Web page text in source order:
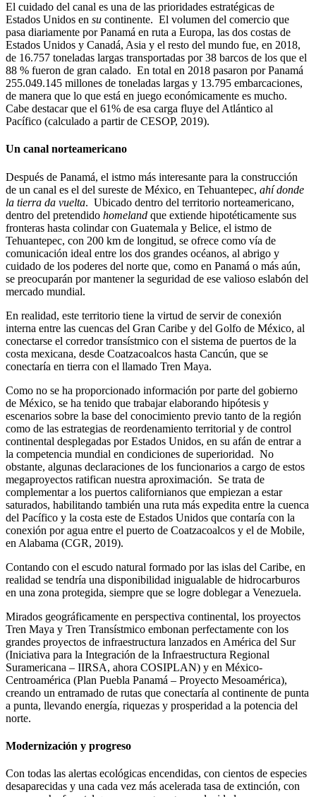
El cuidado del canal es una de las prioridades estratégicas de
Estados Unidos en su continente. El volumen del comercio que
pasa diariamente por Panamá en ruta a Europa, las dos costas de
Estados Unidos y Canadá, Asia y el resto del mundo fue, en 2018,
de 16.757 toneladas largas transportadas por 38 barcos de los que el
88 % fueron de gran calado. En total en 2018 pasaron por Panamá
255.049.145 millones de toneladas largas y 13.795 embarcaciones,
de manera que lo que está en juego económicamente es mucho.
Cabe destacar que el 61% de esa carga fluye del Atlántico al
Pacífico (calculado a partir de CESOP, 2019).
Un canal norteamericano
Después de Panamá, el istmo más interesante para la construcción
de un canal es el del sureste de México, en Tehuantepec, ahí donde
la tierra da vuelta. Ubicado dentro del territorio norteamericano,
dentro del pretendido homeland que extiende hipotéticamente sus
fronteras hasta colindar con Guatemala y Belice, el istmo de
Tehuantepec, con 200 km de longitud, se ofrece como vía de
comunicación ideal entre los dos grandes océanos, al abrigo y
cuidado de los poderes del norte que, como en Panamá o más aún,
se preocuparán por mantener la seguridad de ese valioso eslabón del
mercado mundial.
En realidad, este territorio tiene la virtud de servir de conexión
interna entre las cuencas del Gran Caribe y del Golfo de México, al
conectarse el corredor transístmico con el sistema de puertos de la
costa mexicana, desde Coatzacoalcos hasta Cancún, que se
conectaría en tierra con el llamado Tren Maya.
Como no se ha proporcionado información por parte del gobierno
de México, se ha tenido que trabajar elaborando hipótesis y
escenarios sobre la base del conocimiento previo tanto de la región
como de las estrategias de reordenamiento territorial y de control
continental desplegadas por Estados Unidos, en su afán de entrar a
la competencia mundial en condiciones de superioridad. No
obstante, algunas declaraciones de los funcionarios a cargo de estos
megaproyectos ratifican nuestra aproximación. Se trata de
complementar a los puertos californianos que empiezan a estar
saturados, habilitando también una ruta más expedita entre la cuenca
del Pacífico y la costa este de Estados Unidos que contaría con la
conexión por agua entre el puerto de Coatzacoalcos y el de Mobile,
en Alabama (CGR, 2019).
Contando con el escudo natural formado por las islas del Caribe, en
realidad se tendría una disponibilidad inigualable de hidrocarburos
en una zona protegida, siempre que se logre doblegar a Venezuela.
Mirados geográficamente en perspectiva continental, los proyectos
Tren Maya y Tren Transístmico embonan perfectamente con los
grandes proyectos de infraestructura lanzados en América del Sur
(Iniciativa para la Integración de la Infraestructura Regional
Suramericana – IIRSA, ahora COSIPLAN) y en México-
Centroamérica (Plan Puebla Panamá – Proyecto Mesoamérica),
creando un entramado de rutas que conectaría al continente de punta
a punta, llevando energía, riquezas y prosperidad a la potencia del
norte.
Modernización y progreso
Con todas las alertas ecológicas encendidas, con cientos de especies
desaparecidas y una cada vez más acelerada tasa de extinción, con